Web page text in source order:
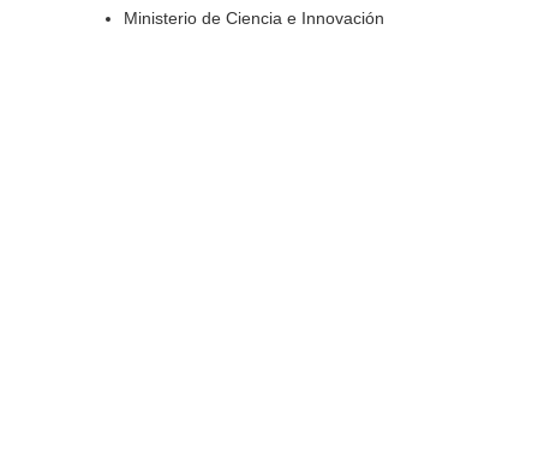
Ministerio de Ciencia e Innovación